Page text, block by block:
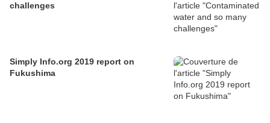
challenges
Simply Info.org 2019 report on
Fukushima